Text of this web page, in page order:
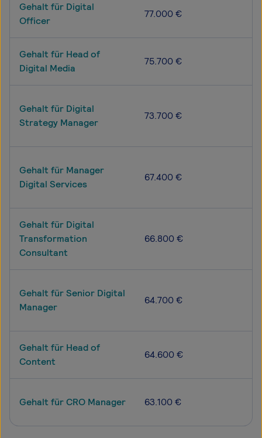
Gehalt für Digital
Officer
77.000 €
Gehalt für Head of
Digital Media
75.700 €
Gehalt für Digital
Strategy Manager
73.700 €
Gehalt für Manager
Digital Services
67.400 €
Gehalt für Digital
Transformation
Consultant
66.800 €
Gehalt für Senior Digital
Manager
64.700 €
Gehalt für Head of
Content
64.600 €
Gehalt für CRO Manager 63.100 €